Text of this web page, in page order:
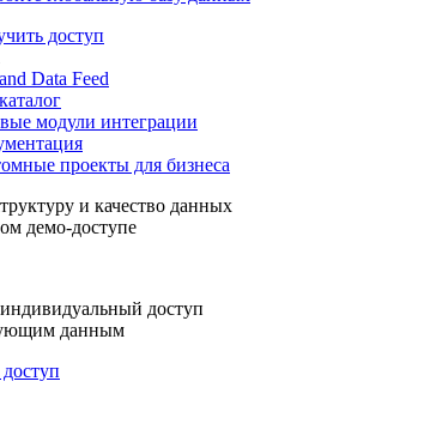
7-дневный
глобальную базу данных
доступ
Data Feed
проекты для бизнеса
и качество данных
демо-доступе
доступ